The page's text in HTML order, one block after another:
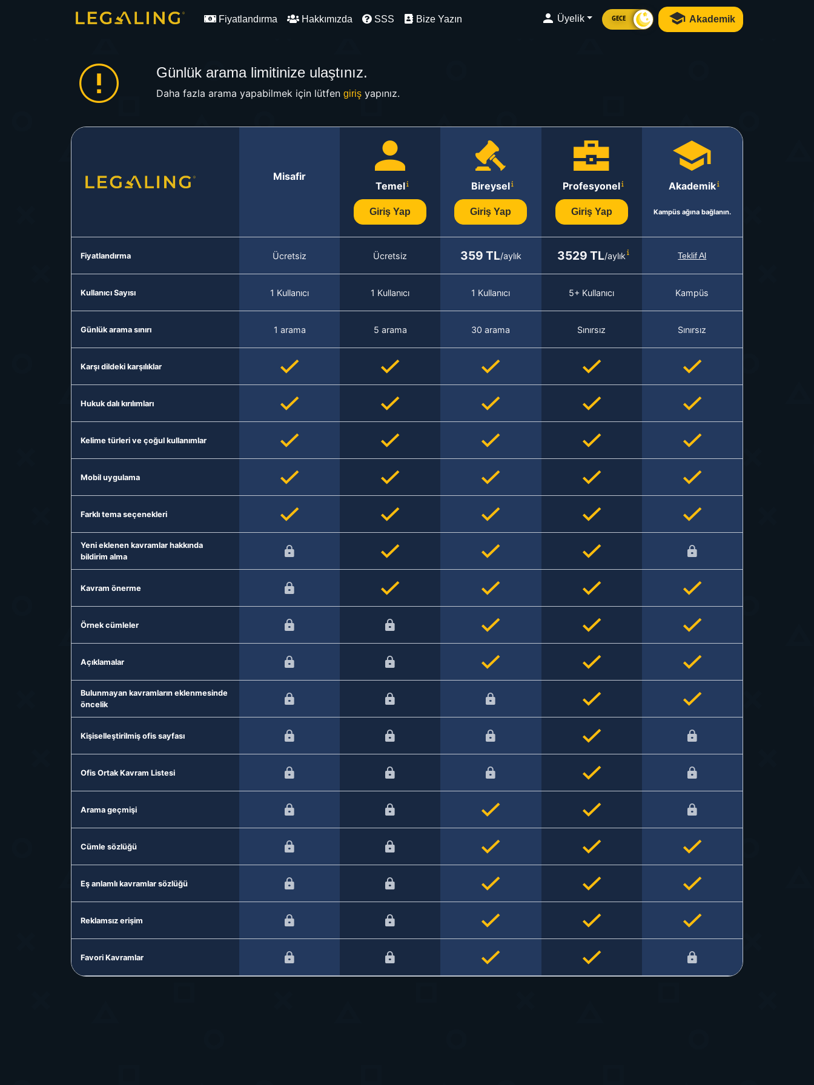
Fiyatlandırma Hakkımızda SSS Bize Yazın Üyelik GECE Akademik
Günlük arama limitinize ulaştınız.
Daha fazla arama yapabilmek için lütfen girişyapınız.
Misafir
Temel
Giriş Yap
Bireysel
Giriş Yap
Profesyonel
Giriş Yap
Akademik
Kampüs ağına bağlanın.
Fiyatlandırma Ücretsiz Ücretsiz 359 TL/aylık 3529 TL/aylık Teklif Al
Kullanıcı Sayısı 1 Kullanıcı 1 Kullanıcı 1 Kullanıcı 5+ Kullanıcı Kampüs
Günlük arama sınırı 1 arama 5 arama 30 arama Sınırsız Sınırsız
Karşı dildeki karşılıklar
Hukuk dalı kırılımları
Kelime türleri ve çoğul kullanımlar
Mobil uygulama
Farklı tema seçenekleri
Yeni eklenen kavramlar hakkında
bildirim alma
Kavram önerme
Örnek cümleler
Açıklamalar
Bulunmayan kavramların eklenmesinde
öncelik
Kişiselleştirilmiş ofis sayfası
Ofis Ortak Kavram Listesi
Arama geçmişi
Cümle sözlüğü
Eş anlamlı kavramlar sözlüğü
Reklamsız erişim
Favori Kavramlar